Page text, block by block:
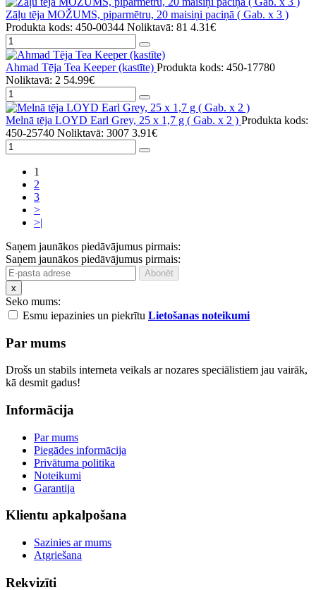
Zāļu tēja MOŽUMS, piparmētru, 20 maisiņi paciņā ( Gab. x 3 )
Produkta kods: 450-00344 Noliktavā: 81 4.31€
Ahmad Tēja Tea Keeper (kastīte) Produkta kods: 450-17780
Noliktavā: 2 54.99€
Melnā tēja LOYD Earl Grey, 25 x 1,7 g ( Gab. x 2 ) Produkta kods:
450-25740 Noliktavā: 3007 3.91€
1
2
3
>
>|
Saņem jaunākos piedāvājumus pirmais:
Saņem jaunākos piedāvājumus pirmais:
x
Seko mums:
Esmu iepazinies un piekrītu Lietošanas noteikumi
Par mums
Drošs un stabils interneta veikals ar nozares speciālistiem jau vairāk,
kā desmit gadus!
Informācija
Par mums
Piegādes informācija
Privātuma politika
Noteikumi
Garantija
Klientu apkalpošana
Sazinies ar mums
Atgriešana
Rekvizīti